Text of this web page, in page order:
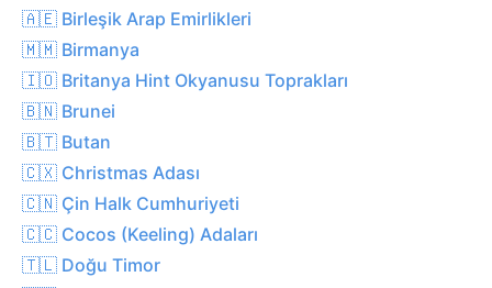
🇦🇪 Birleşik Arap Emirlikleri
🇲🇲 Birmanya
🇮🇴 Britanya Hint Okyanusu Toprakları
🇧🇳 Brunei
🇧🇹 Butan
🇨🇽 Christmas Adası
🇨🇳 Çin Halk Cumhuriyeti
🇨🇨 Cocos (Keeling) Adaları
🇹🇱 Doğu Timor